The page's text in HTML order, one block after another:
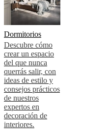
Dormitorios
Descubre cómo
crear un espacio
del que nunca
querrás salir, con
ideas de estilo y
consejos prácticos
de nuestros
expertos en
decoración de
interiores.